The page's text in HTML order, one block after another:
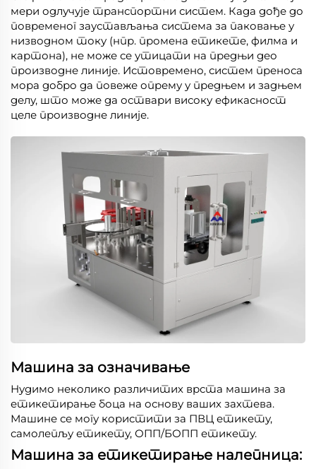
мери одлучује транспортни систем. Када дође до
повременог заустављања система за паковање у
низводном току (нпр. промена етикете, филма и
картона), не може се утицати на предњи део
производне линије. Истовремено, систем преноса
мора добро да повеже опрему у предњем и задњем
делу, што може да оствари високу ефикасност
целе производне линије.
Машина за означивање
Нудимо неколико различитих врста машина за
етикетирање боца на основу ваших захтева.
Машине се могу користити за ПВЦ етикету,
самолепљу етикету, ОПП/БОПП етикету.
Машина за етикетирање налепница: